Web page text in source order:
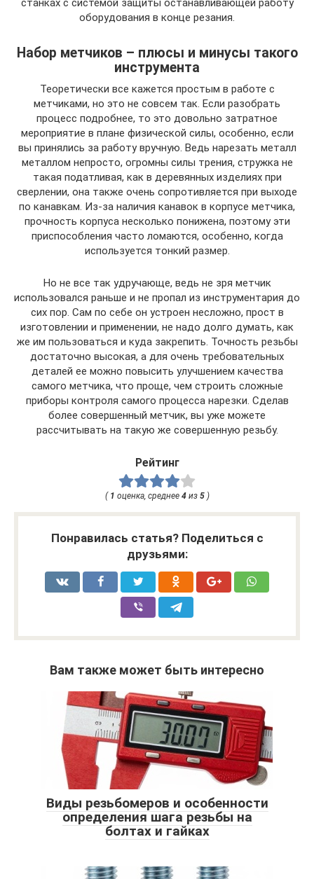
станках с системой защиты останавливающей работу
оборудования в конце резания.
Набор метчиков – плюсы и минусы такого
инструмента
Теоретически все кажется простым в работе с
метчиками, но это не совсем так. Если разобрать
процесс подробнее, то это довольно затратное
мероприятие в плане физической силы, особенно, если
вы принялись за работу вручную. Ведь нарезать металл
металлом непросто, огромны силы трения, стружка не
такая податливая, как в деревянных изделиях при
сверлении, она также очень сопротивляется при выходе
по канавкам. Из-за наличия канавок в корпусе метчика,
прочность корпуса несколько понижена, поэтому эти
приспособления часто ломаются, особенно, когда
используется тонкий размер.
Но не все так удручающе, ведь не зря метчик
использовался раньше и не пропал из инструментария до
сих пор. Сам по себе он устроен несложно, прост в
изготовлении и применении, не надо долго думать, как
же им пользоваться и куда закрепить. Точность резьбы
достаточно высокая, а для очень требовательных
деталей ее можно повысить улучшением качества
самого метчика, что проще, чем строить сложные
приборы контроля самого процесса нарезки. Сделав
более совершенный метчик, вы уже можете
рассчитывать на такую же совершенную резьбу.
Рейтинг
( 1 оценка, среднее 4из 5)
Понравилась статья? Поделиться с
друзьями:
Вам также может быть интересно
Виды резьбомеров и особенности
определения шага резьбы на
болтах и гайках